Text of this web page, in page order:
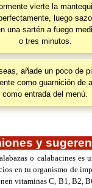
vierte la
luego
una sartén a fuego
o tres minutos.
añade un poco de
como guarnición de
como entrada del menú.
y
o calabacines es
en tu organismo de
vitaminas C, B1, B2,